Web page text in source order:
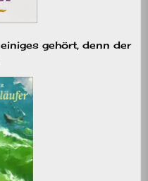
gehört, denn der